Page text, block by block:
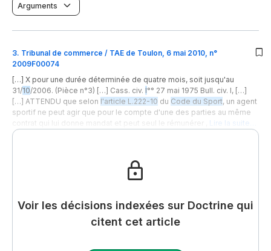
Arguments
3. Tribunal de commerce / TAE de Toulon, 6 mai 2010, n°
2009F00074
[…] X pour une durée déterminée de quatre mois, soit jusqu'au
31/10/2006. (Pièce n°3) […] Cass. civ. l°° 27 mai 1975 Bull. civ. I, […]
[…] ATTENDU que selon l'article L.222-10 du Code du Sport, un agent
sportif ne peut agir que pour le compte d'une des parties au même
contrat qui lui donne mandat et peut seul le rémunérer ,
Lire la suite…
Voir les décisions indexées sur Doctrine qui
citent cet article